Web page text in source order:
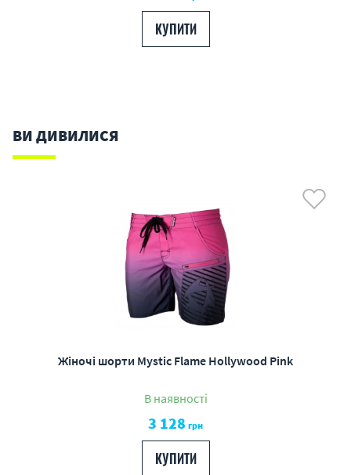
КУПИТИ
ВИ ДИВИЛИСЯ
Жіночі шорти Mystic Flame Hollywood Pink
В наявності
3 128 грн
КУПИТИ